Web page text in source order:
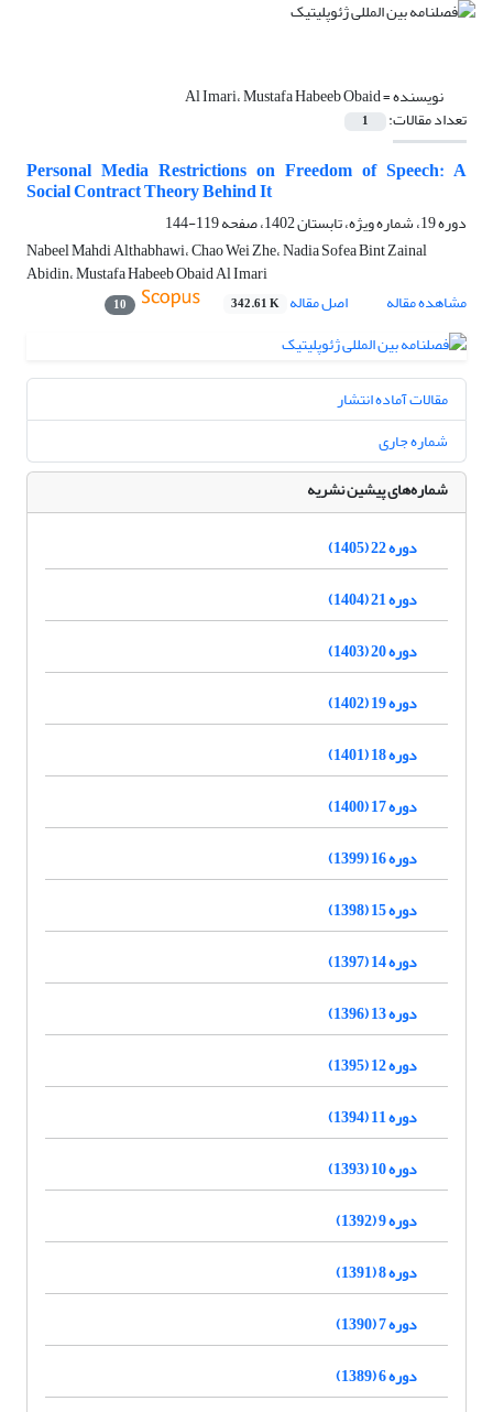
نویسنده =Al Imari، Mustafa Habeeb Obaid
تعداد مقالات: 1
Personal Media Restrictions on Freedom of Speech: A
Social Contract Theory Behind It
دوره 19، شماره ویژه، تابستان 1402، صفحه
119-144
Nabeel Mahdi Althabhawi، Chao Wei Zhe، Nadia Sofea Bint Zainal
Abidin، Mustafa Habeeb Obaid Al Imari
مشاهده مقاله
اصل مقاله 342.61 K
10
مقالات آماده انتشار
شماره جاری
شماره‌های پیشین نشریه
دوره 22 (1405)
دوره 21 (1404)
دوره 20 (1403)
دوره 19 (1402)
دوره 18 (1401)
دوره 17 (1400)
دوره 16 (1399)
دوره 15 (1398)
دوره 14 (1397)
دوره 13 (1396)
دوره 12 (1395)
دوره 11 (1394)
دوره 10 (1393)
دوره 9 (1392)
دوره 8 (1391)
دوره 7 (1390)
دوره 6 (1389)